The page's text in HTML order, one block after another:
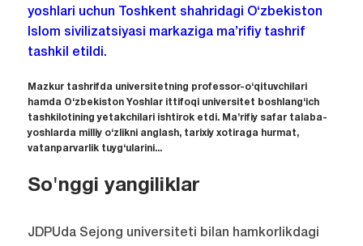
yoshlari uchun Toshkent shahridagi O‘zbekiston
Islom sivilizatsiyasi markaziga ma’rifiy tashrif
tashkil etildi.
Mazkur tashrifda universitetning professor-o‘qituvchilari
hamda O‘zbekiston Yoshlar ittifoqi universitet boshlang‘ich
tashkilotining yetakchilari ishtirok etdi. Ma’rifiy safar talaba-
yoshlarda milliy o‘zlikni anglash, tarixiy xotiraga hurmat,
vatanparvarlik tuyg‘ularini...
So'nggi yangiliklar
JDPUda Sejong universiteti bilan hamkorlikdagi